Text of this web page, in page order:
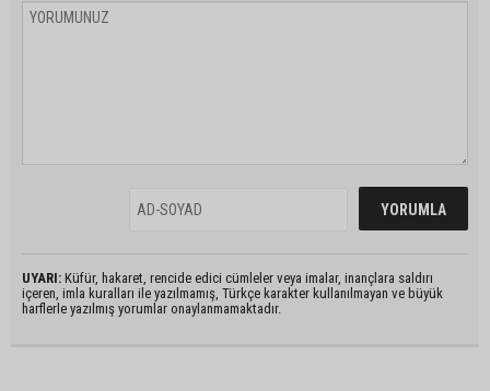
UYARI: Küfür, hakaret, rencide edici cümleler veya imalar, inançlara saldırı
içeren, imla kuralları ile yazılmamış, Türkçe karakter kullanılmayan ve büyük
harflerle yazılmış yorumlar onaylanmamaktadır.